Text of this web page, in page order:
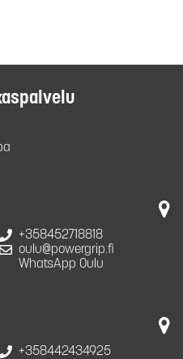
+358452718818
oulu@powergrip.fi
WhatsApp Oulu
+358442434925